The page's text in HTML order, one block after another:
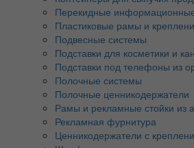
Перекидные
Пластиковые рамы и
Подвесные системы
Подставки для косметики и
Подставки под телефоны из
Полочные системы
Полочные ценникодержатели
Рамы и рекламные стойки
Рекламная фурнитура
Ценникодержатели с